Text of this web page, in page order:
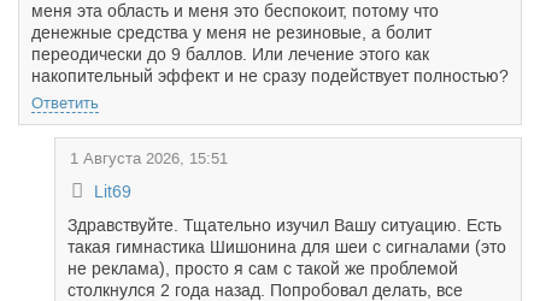
меня эта область и меня это беспокоит, потому что
денежные средства у меня не резиновые, а болит
переодически до 9 баллов. Или лечение этого как
накопительный эффект и не сразу подействует полностью?
Ответить
1 Августа 2026, 15:51
Lit69
Здравствуйте. Тщательно изучил Вашу ситуацию. Есть
такая гимнастика Шишонина для шеи с сигналами (это
не реклама), просто я сам с такой же проблемой
столкнулся 2 года назад. Попробовал делать, все